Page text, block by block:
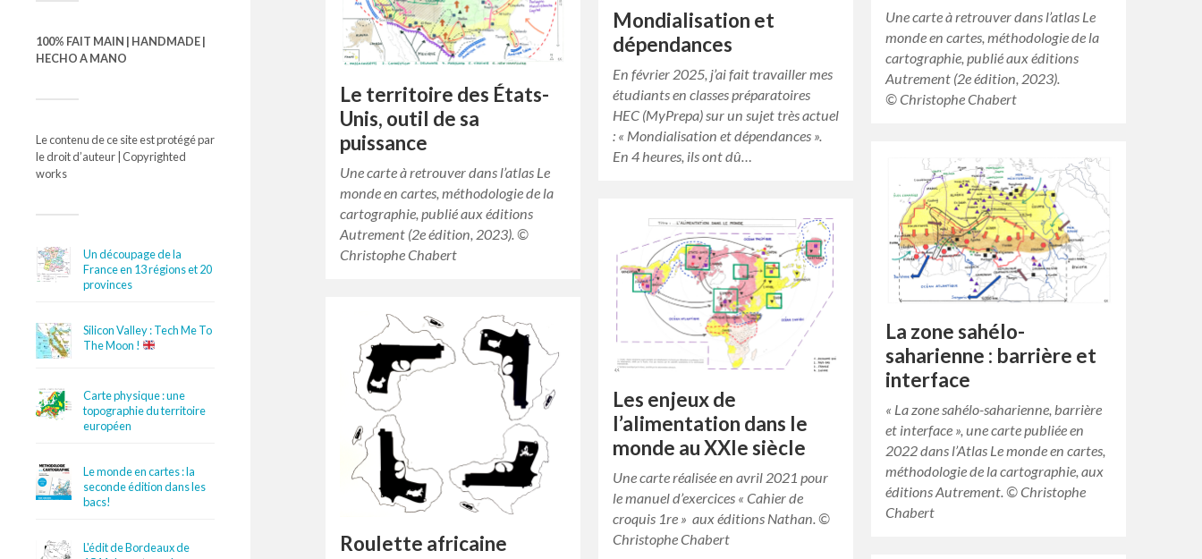
100% FAIT MAIN | HANDMADE |
HECHO A MANO
Le contenu de ce site est protégé par
le droit d’auteur | Copyrighted
works
Un découpage de la
France en 13 régions et 20
provinces
Silicon Valley : Tech Me To
The Moon !
Carte physique : une
topographie du territoire
européen
Le monde en cartes : la
seconde édition dans les
bacs!
L'édit de Bordeaux de
Une carte à retrouver dans l’atlas Le
monde en cartes, méthodologie de la
cartographie, publié aux éditions
Autrement (2e édition, 2023).
© Christophe Chabert
Mondialisation et
dépendances
En février 2025, j’ai fait travailler mes
étudiants en classes préparatoires
HEC (MyPrepa) sur un sujet très actuel
: « Mondialisation et dépendances ».
En 4 heures, ils ont dû…
Le territoire des États-
Unis, outil de sa
puissance
Une carte à retrouver dans l’atlas Le
monde en cartes, méthodologie de la
cartographie, publié aux éditions
Autrement (2e édition, 2023). ©
Christophe Chabert
La zone sahélo-
saharienne : barrière et
interface
« La zone sahélo-saharienne, barrière
et interface », une carte publiée en
2022 dans l’Atlas Le monde en cartes,
méthodologie de la cartographie, aux
éditions Autrement. © Christophe
Chabert
Les enjeux de
l’alimentation dans le
monde au XXIe siècle
Une carte réalisée en avril 2021 pour
le manuel d’exercices « Cahier de
croquis 1re » aux éditions Nathan. ©
Christophe Chabert
Roulette africaine